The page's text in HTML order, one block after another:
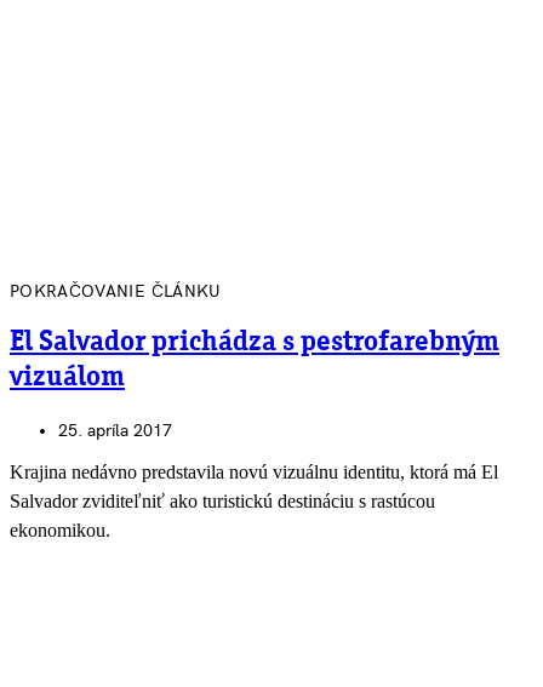
POKRAČOVANIE ČLÁNKU
El Salvador prichádza s pestrofarebným
vizuálom
25. apríla 2017
Krajina nedávno predstavila novú vizuálnu identitu, ktorá má El
Salvador zviditeľniť ako turistickú destináciu s rastúcou
ekonomikou.